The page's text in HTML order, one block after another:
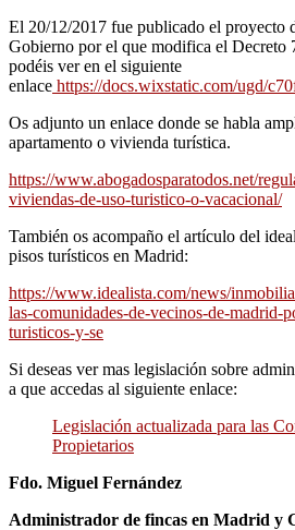
El 20/12/2017 fue publicado el proyecto
Gobierno por el que modifica el Decreto
podéis ver en el siguiente
enlace https://docs.wixstatic.com/ugd/
Os adjunto un enlace donde se habla
apartamento o vivienda turí­stica.
https://www.abogadosparatodos.net/
viviendas-de-uso-turistico-o-vacacional/
También os acompaño el artí­culo del
pisos turí­sticos en Madrid:
https://www.idealista.com/news/
las-comunidades-de-vecinos-de-madrid-
turisticos-y-se
Si deseas ver mas legislación sobre
a que accedas al siguiente enlace:
Legislación actualizada para las
Propietarios
Fdo. Miguel Fernández
Administrador de fincas en Madrid y